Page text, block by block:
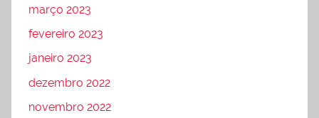
março 2023
fevereiro 2023
janeiro 2023
dezembro 2022
novembro 2022